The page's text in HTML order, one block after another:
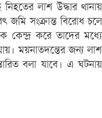
লাশ উদ্ধার থানায়
জমি সংক্রান্ত বিরোধ চলে
কেন্দ্র করে তাদের মধ্যে
ময়নাতদন্তের জন্য লাশ
বলা যাবে। এ ঘটনায়